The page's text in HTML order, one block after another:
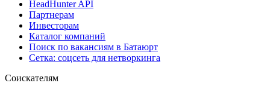
HeadHunter API
Партнерам
Инвесторам
Каталог компаний
Поиск по вакансиям в Батаюрт
Сетка: соцсеть для нетворкинга
Соискателям